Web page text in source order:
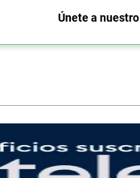
Únete a